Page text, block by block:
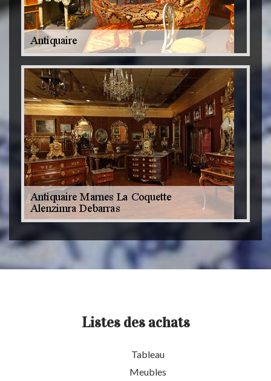
Listes des achats
Tableau
Meubles